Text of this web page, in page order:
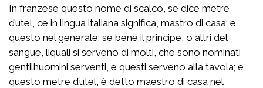
In franzese questo nome di scalco, se dice metre
d’utel, ce in lingua italiana significa, mastro di casa; e
questo nel generale; se bene il principe, o altri del
sangue, liquali si serveno di molti, che sono nominati
gentilhuomini serventi, e questi serveno alla tavola; e
questo metre d’utel, è detto maestro di casa nel